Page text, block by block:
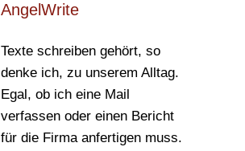
AngelWrite
Texte schreiben gehört, so
denke ich, zu unserem Alltag.
Egal, ob ich eine Mail
verfassen oder einen Bericht
für die Firma anfertigen muss.